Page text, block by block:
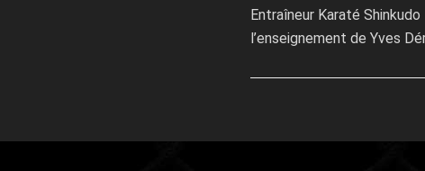
Entraîneur Karaté
l’enseignement de Yves